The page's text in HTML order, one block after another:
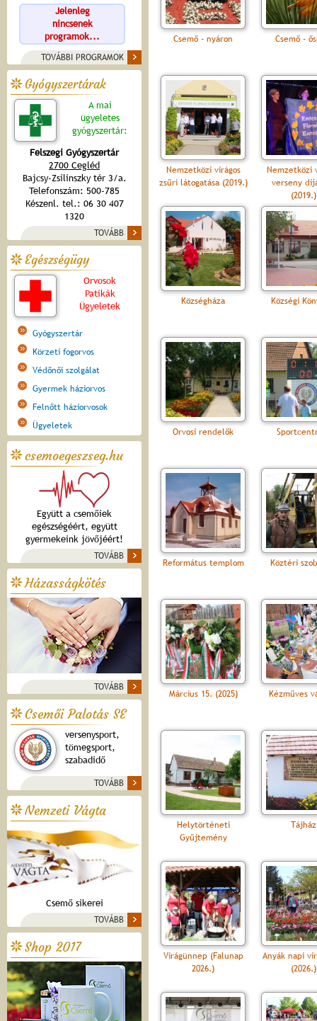
Jelenleg
nincsenek
programok...
TOVÁBBI PROGRAMOK
Gyógyszertárak
A mai
ügyeletes
gyógyszertár:
Felszegi Gyógyszertár
2700 Cegléd
Bajcsy-Zsilinszky tér 3/a.
Telefonszám: 500-785
Készenl. tel.: 06 30 407
1320
TOVÁBB
Egészségügy
Orvosok
Patikák
Ügyeletek
Gyógyszertár
Körzeti fogorvos
Védőnői szolgálat
Gyermek háziorvos
Felnőtt háziorvosok
Ügyeletek
csemoegeszseg.hu
Együtt a csemőiek
egészségéért, együtt
gyermekeink jövőjéért!
TOVÁBB
Házasságkötés
TOVÁBB
Csemői Palotás SE
versenysport,
tömegsport,
szabadidő
TOVÁBB
Nemzeti Vágta
Csemő sikerei
TOVÁBB
Shop 2017
Csemő - nyáron Csemő -
Nemzetközi virágos
zsűri látogatása (2019.)
Nemzetközi
verseny
(2019.)
Községháza Községi
Orvosi rendelők
Református templom Köztéri
Március 15. (2025) Kézműves
Helytörténeti
Gyűjtemény
Tájház
Virágünnep (Falunap
2026.)
Anyák napi
(2026.)